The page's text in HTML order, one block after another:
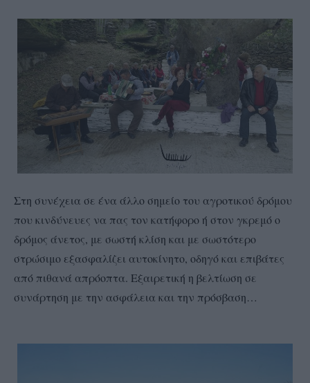
Στη συνέχεια σε ένα άλλο σημείο του αγροτικού δρόμου
που κινδύνευες να πας τον κατήφορο ή στον γκρεμό ο
δρόμος άνετος, με σωστή κλίση και με σωστότερο
στρώσιμο εξασφαλίζει αυτοκίνητο, οδηγό και επιβάτες
από πιθανά απρόοπτα. Εξαιρετική η βελτίωση σε
συνάρτηση με την ασφάλεια και την πρόσβαση…